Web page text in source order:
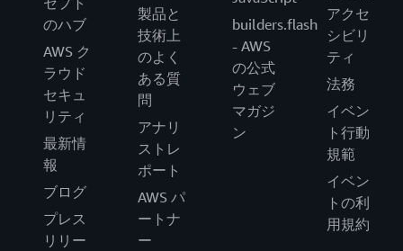
のハブ
AWS ク
ラウド
セキュ
リティ
最新情
報
ブログ
プレス
リリー
製品と
技術上
のよく
ある質
問
アナリ
ストレ
ポート
AWS パ
ートナ
ー
builders.flash
- AWS
の公式
ウェブ
マガジ
ン
アクセ
シビリ
ティ
法務
イベン
ト行動
規範
イベン
トの利
用規約